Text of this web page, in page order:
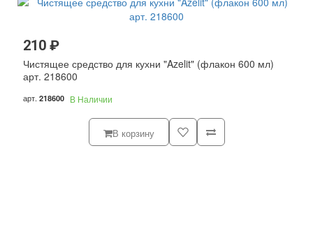
210 ₽
Чистящее средство для кухни "Azelit" (флакон 600 мл)
арт. 218600
арт. 218600 В Наличии
В корзину